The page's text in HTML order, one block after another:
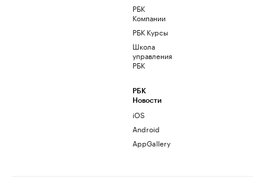
РБК
Компании
РБК Курсы
Школа
управления
РБК
РБК
Новости
iOS
Android
AppGallery